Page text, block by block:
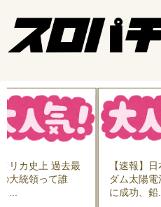
過去最
て誰
【速報】日本、ガン
ダム太陽電池の開発
に成功、鉛...